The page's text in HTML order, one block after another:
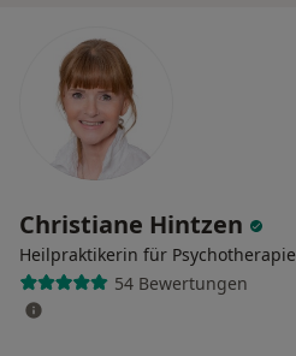
Christiane Hintzen
Heilpraktikerin für Psychotherapie
54 Bewertungen